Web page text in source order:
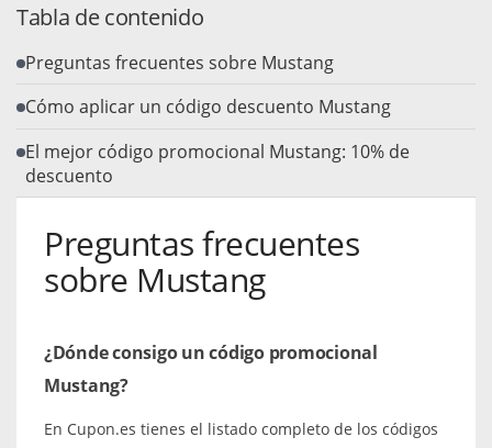
Tabla de contenido
Preguntas frecuentes sobre Mustang
Cómo aplicar un código descuento Mustang
El mejor código promocional Mustang: 10% de
descuento
Preguntas frecuentes
sobre Mustang
¿Dónde consigo un código promocional
Mustang?
En Cupon.es tienes el listado completo de los códigos